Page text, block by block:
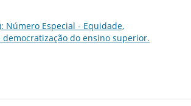
Número Especial - Equidade,
do ensino superior.